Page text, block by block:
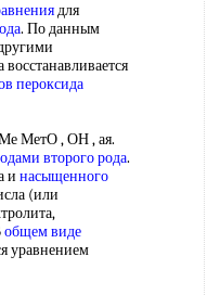
для
. По данным
восстанавливается
пероксида
МетО , ОН , ая.
второго рода.
и насыщенного
(или
общем виде
уравнением